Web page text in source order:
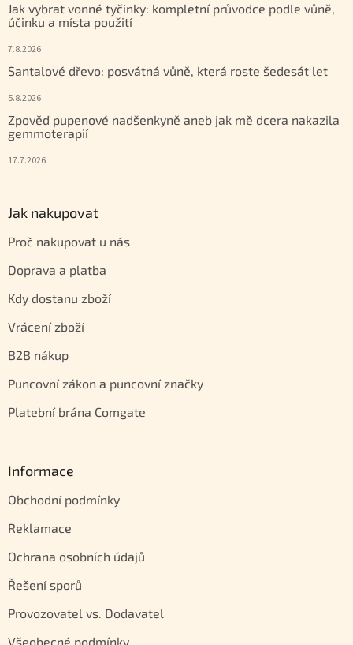
Jak vybrat vonné tyčinky: kompletní průvodce podle vůně,
účinku a místa použití
7.8.2026
Santalové dřevo: posvátná vůně, která roste šedesát let
5.8.2026
Zpověď pupenové nadšenkyně aneb jak mě dcera nakazila
gemmoterapií
17.7.2026
Jak nakupovat
Proč nakupovat u nás
Doprava a platba
Kdy dostanu zboží
Vrácení zboží
B2B nákup
Puncovní zákon a puncovní značky
Platební brána Comgate
Informace
Obchodní podmínky
Reklamace
Ochrana osobních údajů
Řešení sporů
Provozovatel vs. Dodavatel
Všeobecné podmínky